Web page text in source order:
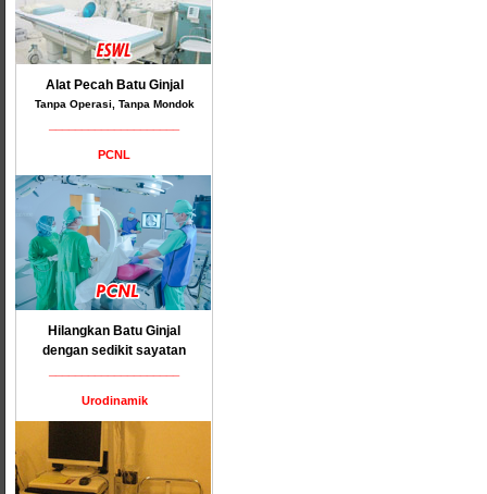
Alat Pecah Batu Ginjal
Tanpa Operasi, Tanpa Mondok
PCNL
Hilangkan Batu Ginjal
dengan sedikit sayatan
Urodinamik